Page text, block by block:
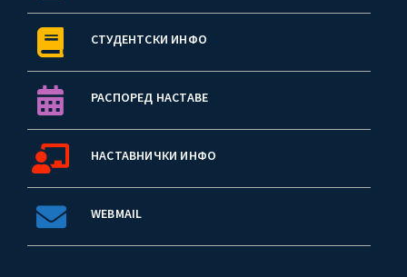
СТУДЕНТСКИ ИНФО
РАСПОРЕД НАСТАВЕ
НАСТАВНИЧКИ ИНФО
WEBMAIL